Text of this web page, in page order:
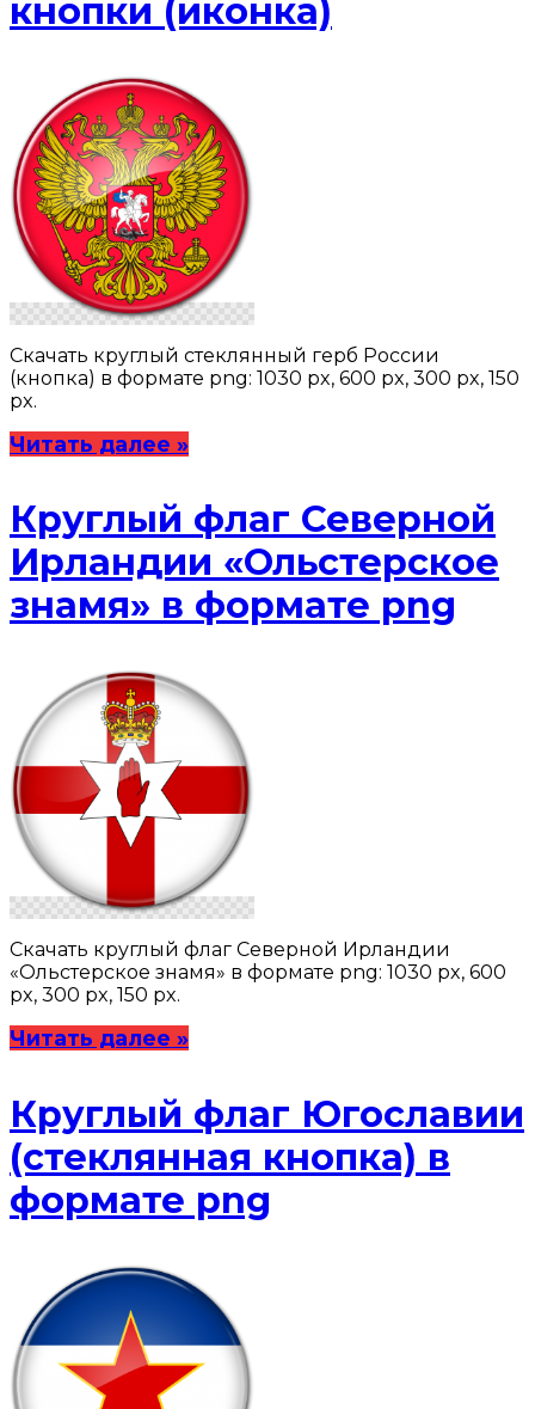
кнопки (иконка)
Скачать круглый стеклянный герб России
(кнопка) в формате png: 1030 px, 600 px, 300 px, 150
px.
Читать далее »
Круглый флаг Северной
Ирландии «Ольстерское
знамя» в формате png
Скачать круглый флаг Северной Ирландии
«Ольстерское знамя» в формате png: 1030 px, 600
px, 300 px, 150 px.
Читать далее »
Круглый флаг Югославии
(стеклянная кнопка) в
формате png